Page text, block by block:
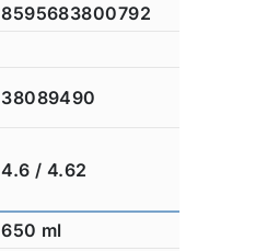
8595683800792
38089490
4.6 / 4.62
650 ml